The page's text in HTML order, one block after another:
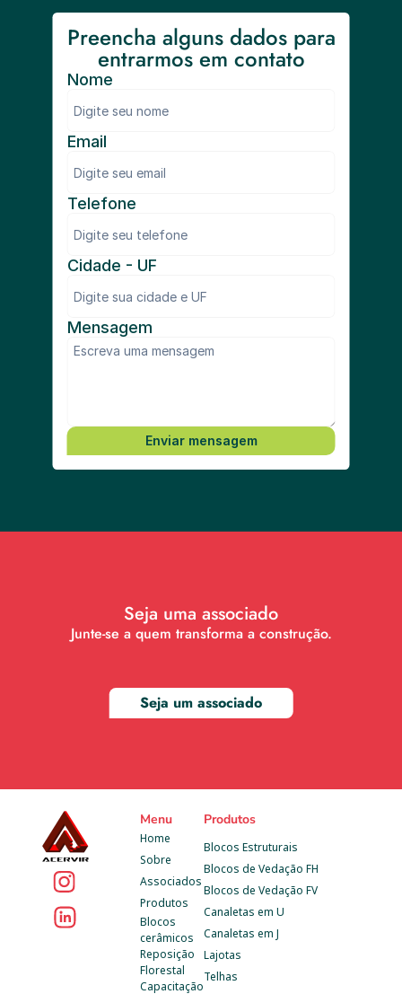
Menu
Home
Sobre
Associados
Produtos
Blocos
cerâmicos
Reposição
Florestal
Capacitação
Produtos
Blocos Estruturais
Blocos de Vedação FH
Blocos de Vedação FV
Canaletas em U
Canaletas em J
Lajotas
Telhas
Preencha alguns dados para
entrarmos em contato
Email
Telefone
Nome
Cidade - UF
Mensagem
Enviar mensagem
Seja uma associado
Junte-se a quem transforma a construção.
Seja um associado